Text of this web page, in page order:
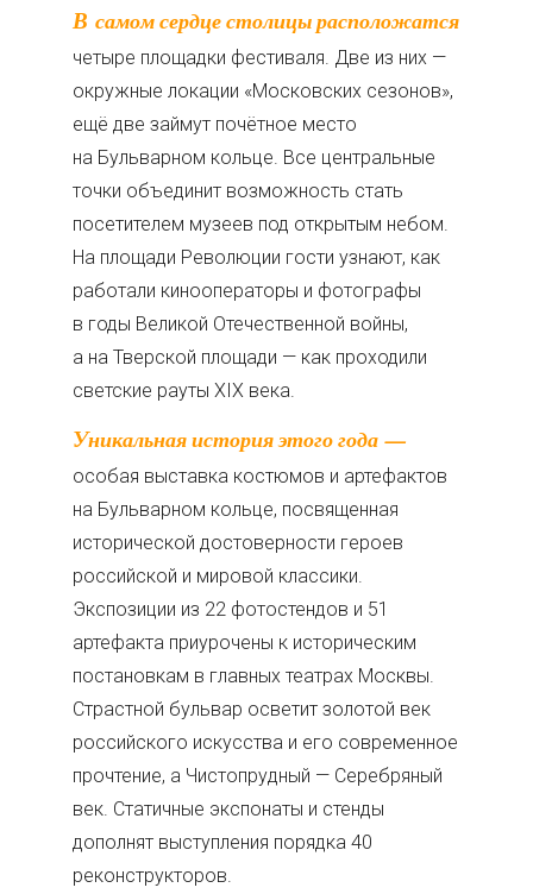
В самом сердце столицы расположатся
четыре площадки фестиваля. Две из них —
окружные локации «Московских сезонов»,
ещё две займут почётное место
на Бульварном кольце. Все центральные
точки объединит возможность стать
посетителем музеев под открытым небом.
На площади Революции гости узнают, как
работали кинооператоры и фотографы
в годы Великой Отечественной войны,
а на Тверской площади — как проходили
светские рауты XIX века.
Уникальная история этого года —
особая выставка костюмов и артефактов
на Бульварном кольце, посвященная
исторической достоверности героев
российской и мировой классики.
Экспозиции из 22 фотостендов и 51
артефакта приурочены к историческим
постановкам в главных театрах Москвы.
Страстной бульвар осветит золотой век
российского искусства и его современное
прочтение, а Чистопрудный — Серебряный
век. Статичные экспонаты и стенды
дополнят выступления порядка 40
реконструкторов.